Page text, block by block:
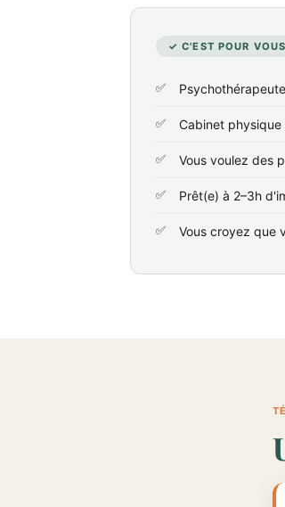
✓ C'EST POUR VOUS
Cabinet
Vous voulez des
Prêt(e) à 2–3h
Vous croyez que